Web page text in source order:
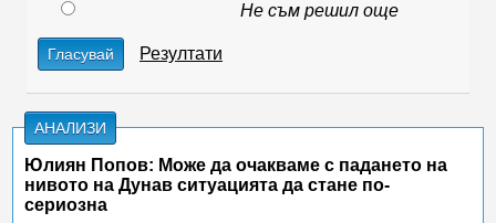
Не съм решил още
Гласувай Резултати
АНАЛИЗИ
Юлиян Попов: Може да очакваме с падането на
нивото на Дунав ситуацията да стане по-
сериозна